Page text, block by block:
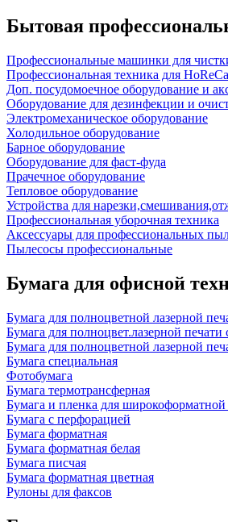
Бытовая
Профессиональные машинки для
Профессиональная техника для HoReCa
Доп. посудомоечное оборудование и
Оборудование для дезинфекции и
Электромеханическое оборудование
Холодильное оборудование
Барное оборудование
Оборудование для фаст-фуда
Прачечное оборудование
Тепловое оборудование
Устройства для
Профессиональная уборочная техника
Аксессуары для профессиональных
Пылесосы профессиональные
Бумага для офисной
Бумага для полноцветной лазерной
Бумага для полноцвет.лазерной
Бумага для полноцветной лазерной
Бумага специальная
Фотобумага
Бумага термотрансферная
Бумага и пленка для широкоформатной
Бумага с перфорацией
Бумага форматная
Бумага форматная белая
Бумага писчая
Бумага форматная цветная
Рулоны для факсов